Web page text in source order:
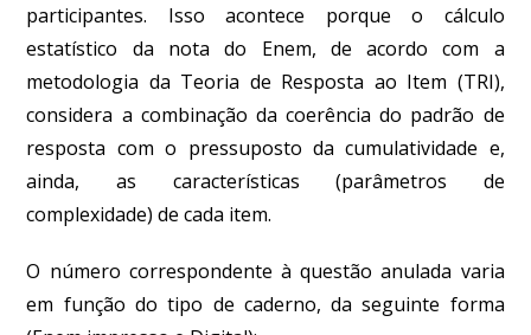
participantes. Isso acontece porque o cálculo
estatístico da nota do Enem, de acordo com a
metodologia da Teoria de Resposta ao Item (TRI),
considera a combinação da coerência do padrão de
resposta com o pressuposto da cumulatividade e,
ainda, as características (parâmetros de
complexidade) de cada item.
O número correspondente à questão anulada varia
em função do tipo de caderno, da seguinte forma